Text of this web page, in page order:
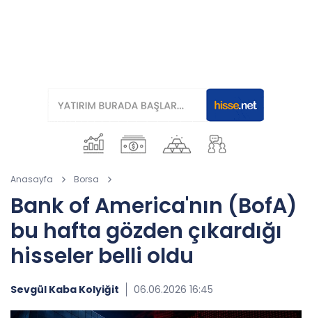
Anasayfa Borsa
Bank of America'nın (BofA)
bu hafta gözden çıkardığı
hisseler belli oldu
Sevgül Kaba Kolyiğit 06.06.2026 16:45